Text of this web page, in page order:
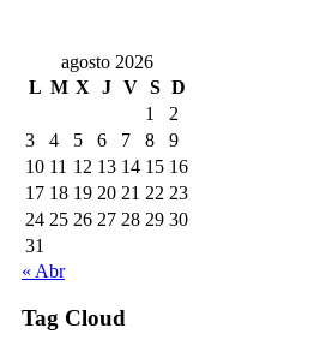
agosto 2026
L M X J V S D
1
2
3
4 5 6 7 8
9
10 11 12 13 14 15 16
17 18 19 20 21 22 23
24 25 26 27 28 29 30
31
« Abr
Tag Cloud